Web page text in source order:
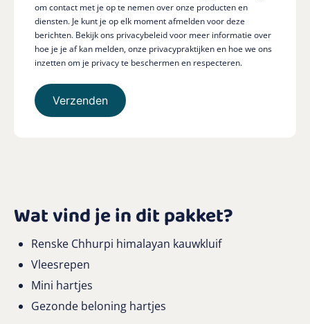
om contact met je op te nemen over onze producten en
diensten. Je kunt je op elk moment afmelden voor deze
berichten. Bekijk ons privacybeleid voor meer informatie over
hoe je je af kan melden, onze privacypraktijken en hoe we ons
inzetten om je privacy te beschermen en respecteren.
Wat vind je in dit pakket?
Renske Chhurpi himalayan kauwkluif
Vleesrepen
Mini hartjes
Gezonde beloning hartjes